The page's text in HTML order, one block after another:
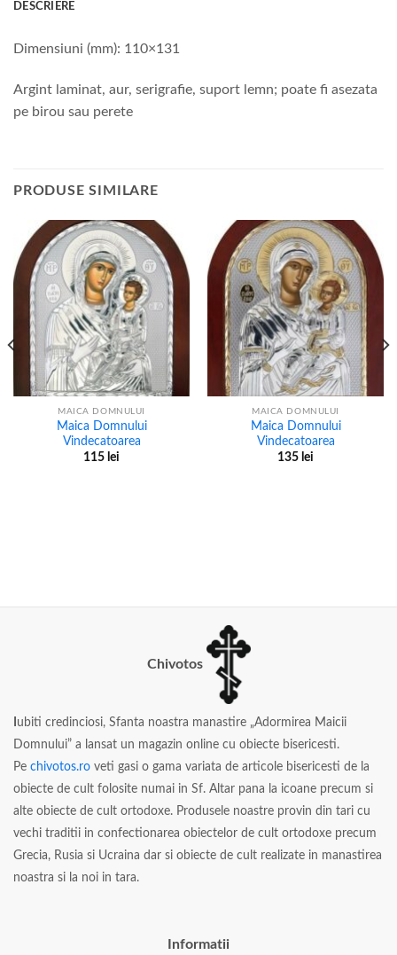
DESCRIERE
Dimensiuni (mm): 110×131
Argint laminat, aur, serigrafie, suport lemn; poate fi asezata
pe birou sau perete
PRODUSE SIMILARE
MAICA DOMNULUI
Maica Domnului
Vindecatoarea
115 lei
MAICA DOMNULUI
Maica Domnului
Vindecatoarea
135 lei
Chivotos
ubiti credinciosi, Sfanta noastra manastire „Adormirea Maicii
Domnului” a lansat un magazin online cu obiecte bisericesti.
Pe chivotos.ro veti gasi o gama variata de articole bisericesti de la
obiecte de cult folosite numai in Sf. Altar pana la icoane precum si
alte obiecte de cult ortodoxe. Produsele noastre provin din tari cu
vechi traditii in confectionarea obiectelor de cult ortodoxe precum
Grecia, Rusia si Ucraina dar si obiecte de cult realizate in manastirea
noastra si la noi in tara.
Informatii